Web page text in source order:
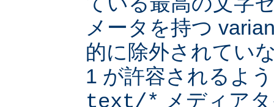
メータを持つ
的に除外されてい
1 が許容されるよ
text/* メディア